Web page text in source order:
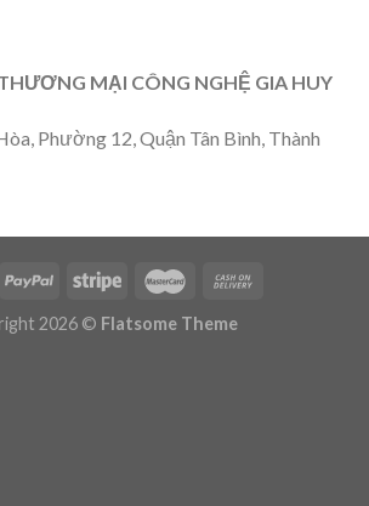
MẠI CÔNG NGHỆ GIA HUY
Phường 12, Quận Tân Bình, Thành
2026 © Flatsome Theme